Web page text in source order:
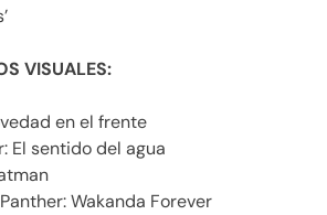
VISUALES:
en el frente
El sentido del agua
Wakanda Forever